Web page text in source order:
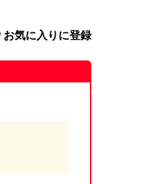
お気に入りに登録